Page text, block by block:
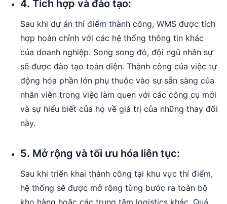
4. Tích hợp và đào tạo:
Sau khi dự án thí điểm thành công, WMS được tích
hợp hoàn chỉnh với các hệ thống thông tin khác
của doanh nghiệp. Song song đó, đội ngũ nhân sự
sẽ được đào tạo toàn diện. Thành công của việc tự
động hóa phần lớn phụ thuộc vào sự sẵn sàng của
nhân viên trong việc làm quen với các công cụ mới
và sự hiểu biết của họ về giá trị của những thay đổi
này.
5. Mở rộng và tối ưu hóa liên tục:
Sau khi triển khai thành công tại khu vực thí điểm,
hệ thống sẽ được mở rộng từng bước ra toàn bộ
kho hàng hoặc các trung tâm logistics khác. Quá